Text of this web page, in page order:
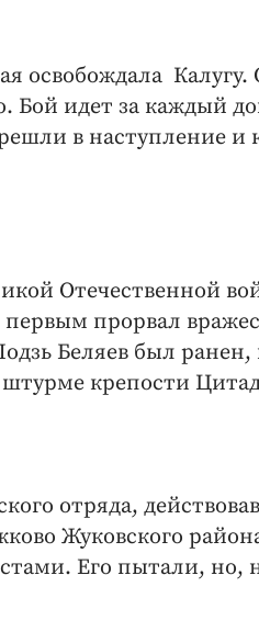
освобождала
идет за каждый
в наступление и
Отечественной
прорвал
Беляев был
крепости
отряда,
Жуковского
Его пытали, но,